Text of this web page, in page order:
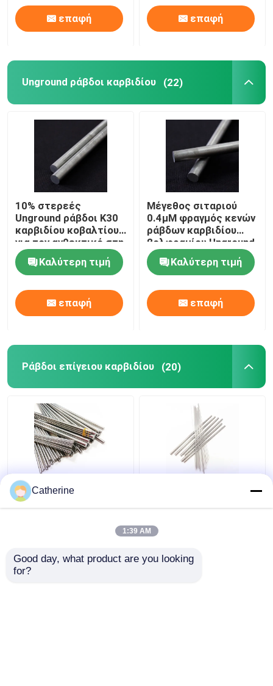
επαφή επαφή
Unground ράβδοι καρβιδίου (22)
10% στερεές
Unground ράβδοι K30
καρβιδίου κοβαλτίου
για τον ανθεκτικό στη
θερμότητα χάλυβα
κραμάτωνΚαλύτερη τιμή
επαφή
Μέγεθος σιταριού
0.4μM φραγμός κενών
ράβδων καρβιδίου
βολφραμίου Unground
για το χάλυβα
κραμάτωνΚαλύτερη τιμή
επαφή
Ράβδοι επίγειου καρβιδίου (20)
8% ράβδοι επίγειου
καρβιδίου
κοβαλτίου h6/h5 6mm
K10F τέμνον κοβάλτιο
βολφραμίου για τα
κράματα αλουμινίου
Catherine
1:39 AM
Good day, what product are you looking
for?